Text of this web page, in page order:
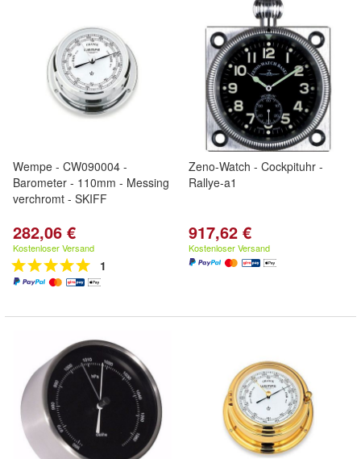
Wempe - CW090004 -
Barometer - 110mm - Messing
verchromt - SKIFF
282,06 €
Kostenloser Versand
1
Zeno-Watch - Cockpituhr -
Rallye-a1
917,62 €
Kostenloser Versand